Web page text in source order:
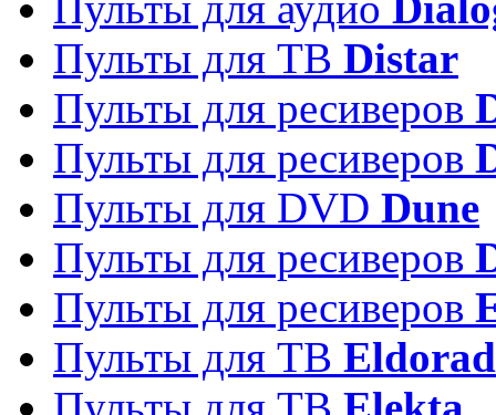
Пульты для ТВ Distar
Пульты для ресиверов
Пульты для ресиверов
Пульты для DVD Dune
Пульты для ресиверов
Пульты для ресиверов
Пульты для ТВ